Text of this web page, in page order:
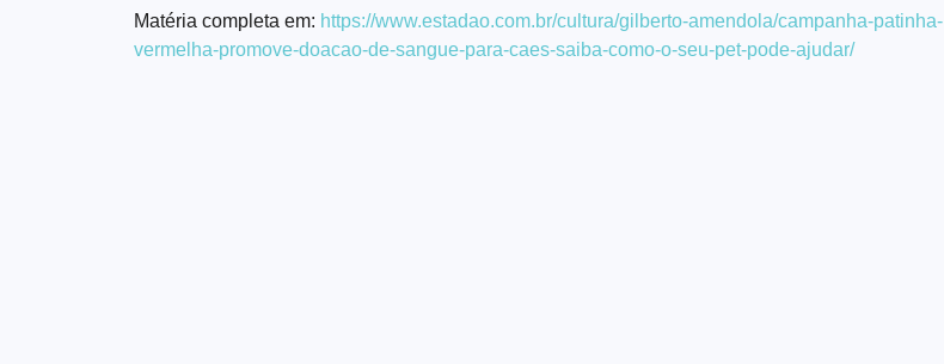
Matéria completa em: https://www.estadao.com.br/cultura/gilberto-amendola/campanha-patinha-
vermelha-promove-doacao-de-sangue-para-caes-saiba-como-o-seu-pet-pode-ajudar/